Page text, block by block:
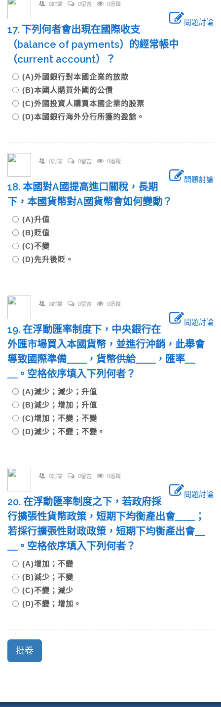
0討論 0留言 0追蹤
問題討論
17. 下列何者會出現在國際收支
（balance of payments）的經常帳中
（current account）？
(A)外國銀行對本國企業的放款
(B)本國人購買外國的公債
(C)外國投資人購買本國企業的股票
(D)本國銀行海外分行所獲的盈餘。
0討論 0留言 0追蹤
問題討論
18. 本國對A國提高進口關稅，長期
下，本國貨幣對A國貨幣會如何變動？
(A)升值
(B)貶值
(C)不變
(D)先升後貶。
0討論 0留言 0追蹤
問題討論
19. 在浮動匯率制度下，中央銀行在
外匯市場買入本國貨幣，並進行沖銷，此舉會
導致國際準備＿＿，貨幣供給＿＿，匯率＿
＿。空格依序填入下列何者？
(A)減少；減少；升值
(B)減少；增加；升值
(C)增加；不變；不變
(D)減少；不變；不變。
0討論 0留言 0追蹤
問題討論
20. 在浮動匯率制度之下，若政府採
行擴張性貨幣政策，短期下均衡產出會＿＿；
若採行擴張性財政政策，短期下均衡產出會＿
＿。空格依序填入下列何者？
(A)增加；不變
(B)減少；不變
(C)不變；減少
(D)不變；增加。